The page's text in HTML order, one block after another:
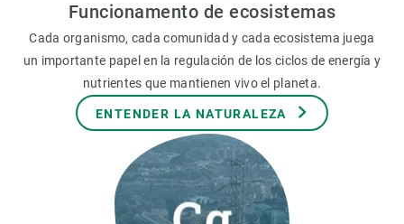
Funcionamento de ecosistemas
Cada organismo, cada comunidad y cada ecosistema juega
un importante papel en la regulación de los ciclos de energía y
nutrientes que mantienen vivo el planeta.
ENTENDER LA NATURALEZA